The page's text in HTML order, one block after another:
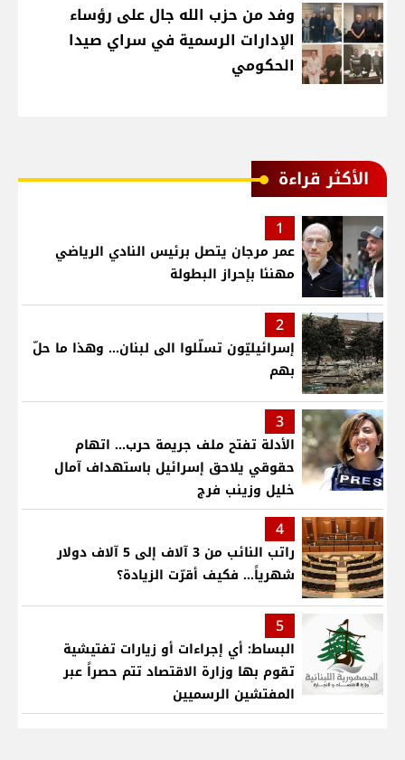
وفد من حزب الله جال على رؤساء
الإدارات الرسمية في سراي صيدا
الحكومي
الأكثر قراءة
1
عمر مرجان يتصل برئيس النادي الرياضي
مهنئا بإحراز البطولة
2
إسرائيليّون تسلّلوا الى لبنان... وهذا ما حلّ
بهم
3
الأدلة تفتح ملف جريمة حرب... اتهام
حقوقي يلاحق إسرائيل باستهداف آمال
خليل وزينب فرج
4
راتب النائب من 3 آلاف إلى 5 آلاف دولار
شهرياً... فكيف أقرّت الزيادة؟
5
البساط: أي إجراءات أو زيارات تفتيشية
تقوم بها وزارة الاقتصاد تتم حصراً عبر
المفتشين الرسميين